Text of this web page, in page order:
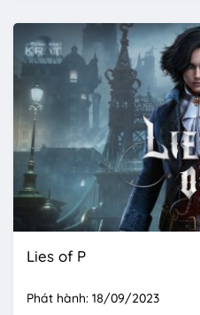
Lies of P
Phát hành: 18/09/2023